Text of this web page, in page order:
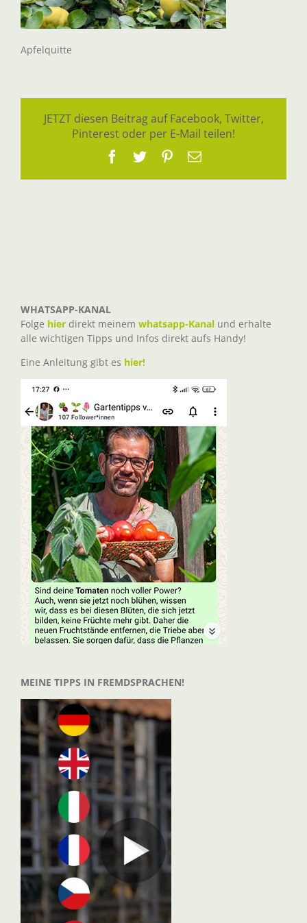
Apfelquitte
JETZT diesen Beitrag auf Facebook, Twitter,
Pinterest oder per E-Mail teilen!
Facebook
TwitterPinterest
E-
WHATSAPP-KANAL
Folge hier direkt meinem whatsapp-Kanal und erhalte
alle wichtigen Tipps und Infos direkt aufs Handy!
Eine Anleitung gibt es hier!
MEINE TIPPS IN FREMDSPRACHEN!